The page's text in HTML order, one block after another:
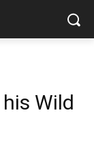
Wild